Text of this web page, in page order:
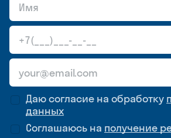
Даю согласие на обработку
данных
Соглашаюсь на получение